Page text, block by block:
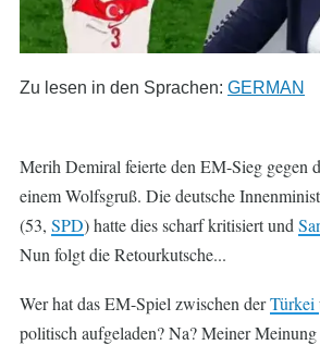
Zu lesen in den Sprachen: GERMAN
Merih Demiral feierte den EM-Sieg gegen
einem Wolfsgruß. Die deutsche
(53, SPD) hatte dies scharf kritisiert und
Nun folgt die Retourkutsche...
Wer hat das EM-Spiel zwischen derTürkei
politisch aufgeladen? Na? Meiner Meinung